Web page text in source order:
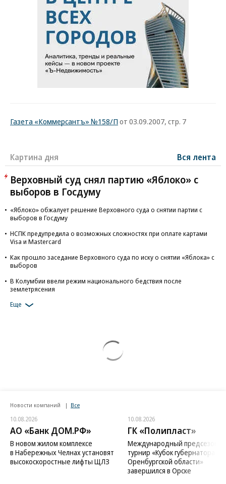
Газета «Коммерсантъ» №158/П от 03.09.2007, стр. 7
Картина дня Вся лента
Верховный суд снял партию «Яблоко» с
выборов в Госдуму
«Яблоко» обжалует решение Верховного суда о снятии партии с
выборов в Госдуму
НСПК предупредила о возможных сложностях при оплате картами
Visa и Mastercard
Как прошло заседание Верховного суда по иску о снятии «Яблока» с
выборов
В Колумбии ввели режим национального бедствия после
землетрясения
Еще
Новости компаний Все
10.08.2026
АО «Банк ДОМ.РФ»
В новом жилом комплексе
в Набережных Челнах установят
высокоскоростные лифты ЩЛЗ
10.08.2026
ГК «Полипласт»
Международный
турнир «Кубок губернатора
Оренбургской области»
завершился в Орске